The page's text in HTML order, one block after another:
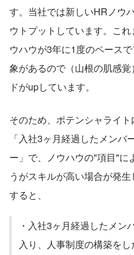
す。当社では新しいHRノウ
ウトプットしています。こ
ウハウが3年に1度のペース
象があるので（山根の肌感
ドがupしています。
そのため、ポテンシャライト
「入社3ヶ月経過したメン
ー」で、ノウハウの"項目"に
うがスキルが高い場合が発
すると、
・入社3ヶ月経過したメン
入り、人事制度の構築をし